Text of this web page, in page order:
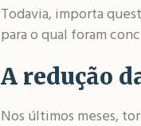
Todavia, importa
para o qual foram
A redução
Nos últimos meses,